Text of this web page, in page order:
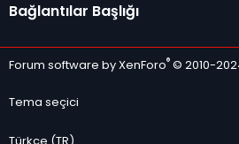
Bağlantılar Başlığı
Forum software by XenForo® © 2010-
Tema seçici